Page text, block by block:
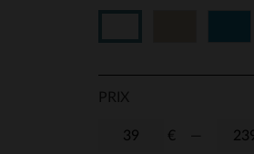
PRIX
€